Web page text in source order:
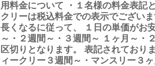
用料金について ・１名様の料金表記
クリーは税込料金での表示でござい
長くなるに従って、 １日の単価がお
～・２週間～・３週間～ １ヶ月～・
区切りとなります。 表記されており
ィークリー３週間～・マンスリー３